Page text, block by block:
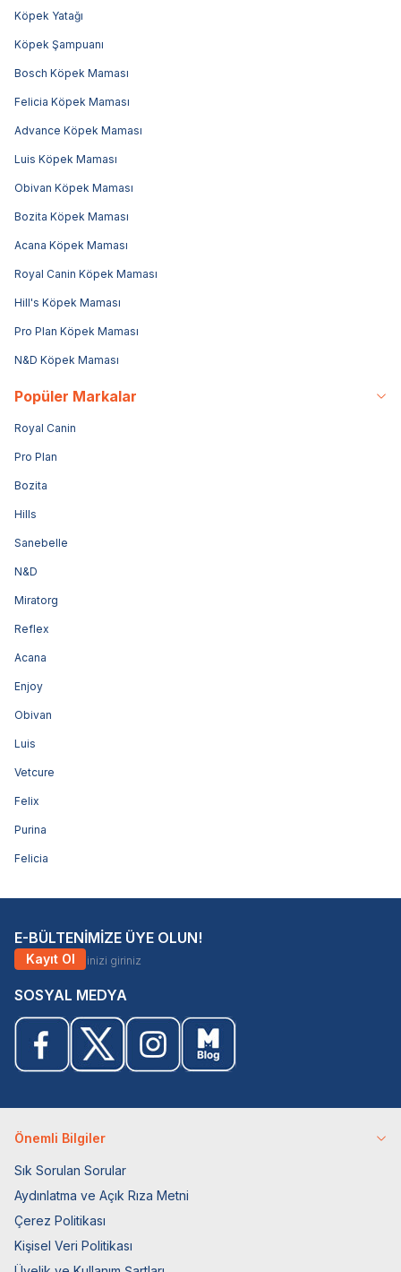
Köpek Yatağı
Köpek Şampuanı
Bosch Köpek Maması
Felicia Köpek Maması
Advance Köpek Maması
Luis Köpek Maması
Obivan Köpek Maması
Bozita Köpek Maması
Acana Köpek Maması
Royal Canin Köpek Maması
Hill's Köpek Maması
Pro Plan Köpek Maması
N&D Köpek Maması
Popüler Markalar
Royal Canin
Pro Plan
Bozita
Hills
Sanebelle
N&D
Miratorg
Reflex
Acana
Enjoy
Obivan
Luis
Vetcure
Felix
Purina
Felicia
E-BÜLTENİMİZE ÜYE OLUN!
Kayıt Ol
SOSYAL MEDYA
Önemli Bilgiler
Sık Sorulan Sorular
Aydınlatma ve Açık Rıza Metni
Çerez Politikası
Kişisel Veri Politikası